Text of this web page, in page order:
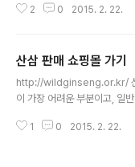
2 0 2015. 2. 22.
산삼 판매 쇼핑몰 가기
http://wildginseng.or.kr/ 산
이 가장 어려운 부분이고, 일
똑 같은 사람이 없고, 한핏줄
1 0 2015. 2. 22.